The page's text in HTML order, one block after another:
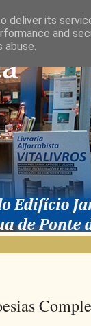
deliver its
and